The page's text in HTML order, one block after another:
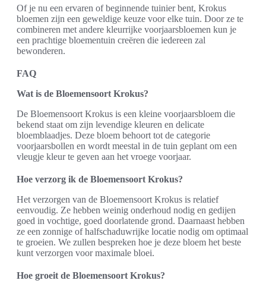
Of je nu een ervaren of beginnende tuinier bent, Krokus
bloemen zijn een geweldige keuze voor elke tuin. Door ze te
combineren met andere kleurrijke voorjaarsbloemen kun je
een prachtige bloementuin creëren die iedereen zal
bewonderen.
FAQ
Wat is de Bloemensoort Krokus?
De Bloemensoort Krokus is een kleine voorjaarsbloem die
bekend staat om zijn levendige kleuren en delicate
bloemblaadjes. Deze bloem behoort tot de categorie
voorjaarsbollen en wordt meestal in de tuin geplant om een
vleugje kleur te geven aan het vroege voorjaar.
Hoe verzorg ik de Bloemensoort Krokus?
Het verzorgen van de Bloemensoort Krokus is relatief
eenvoudig. Ze hebben weinig onderhoud nodig en gedijen
goed in vochtige, goed doorlatende grond. Daarnaast hebben
ze een zonnige of halfschaduwrijke locatie nodig om optimaal
te groeien. We zullen bespreken hoe je deze bloem het beste
kunt verzorgen voor maximale bloei.
Hoe groeit de Bloemensoort Krokus?